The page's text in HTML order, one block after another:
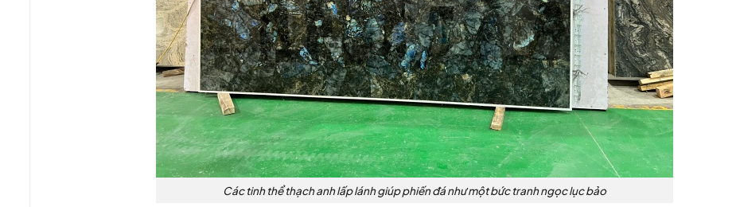
Các tinh thể thạch anh lấp lánh giúp phiến đá như một bức tranh ngọc lục bảo